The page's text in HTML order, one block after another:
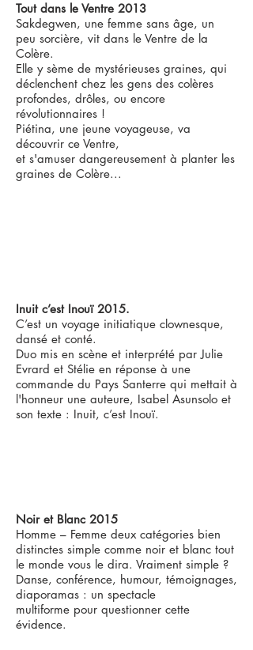
Tout dans le Ventre 2013
Sakdegwen, une femme sans âge, un
peu sorcière, vit dans le Ventre de la
Colère.
Elle y sème de mystérieuses graines, qui
déclenchent chez les gens des colères
profondes, drôles, ou encore
révolutionnaires !
Piétina, une jeune voyageuse, va
découvrir ce Ventre,
et s'amuser dangereusement à planter les
graines de Colère...
Inuit c’est Inouï 2015.
C’est un voyage initiatique clownesque,
dansé et conté.
Duo mis en scène et interprété par Julie
Evrard et Stélie en réponse à une
commande du Pays Santerre qui mettait à
l'honneur une auteure, Isabel Asunsolo et
son texte : Inuit, c’est Inouï.
Noir et Blanc 2015
Homme – Femme deux catégories bien
distinctes simple comme noir et blanc tout
le monde vous le dira. Vraiment simple ?
Danse, conférence, humour, témoignages,
diaporamas : un spectacle
multiforme pour questionner cette
évidence.